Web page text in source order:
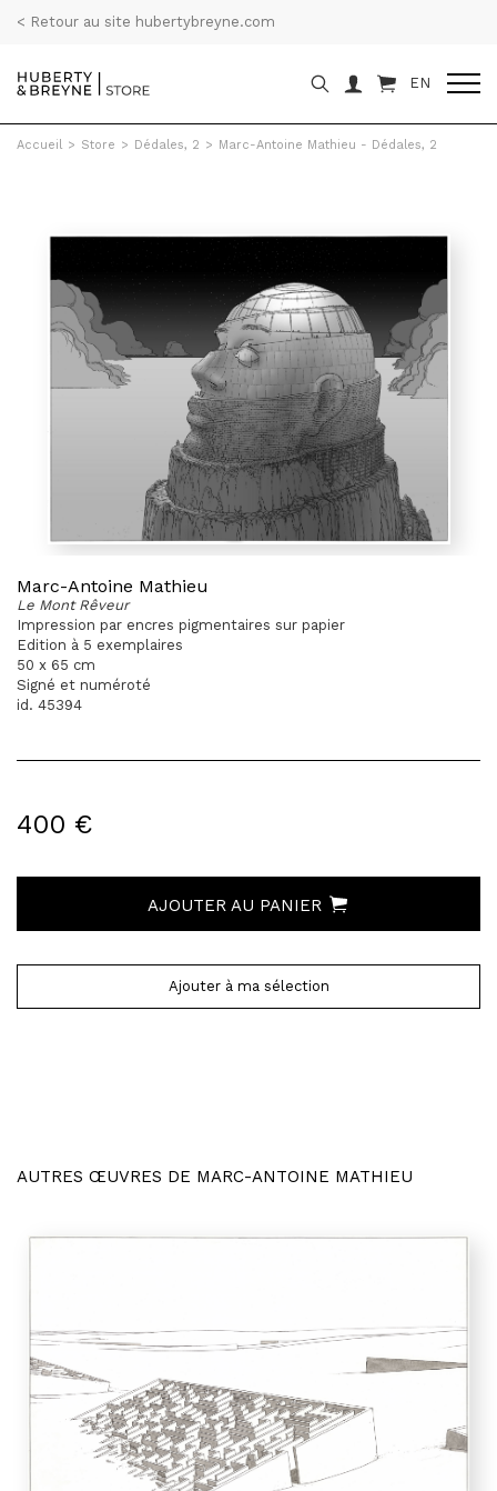
< Retour au site hubertybreyne.com
EN
Accueil > Store > Dédales, 2 > Marc-Antoine Mathieu - Dédales, 2
Marc-Antoine Mathieu
Le Mont Rêveur
Impression par encres pigmentaires sur papier
Edition à 5 exemplaires
50 x 65 cm
Signé et numéroté
id. 45394
400 €
AJOUTER AU PANIER
Ajouter à ma sélection
AUTRES ŒUVRES DE MARC-ANTOINE MATHIEU